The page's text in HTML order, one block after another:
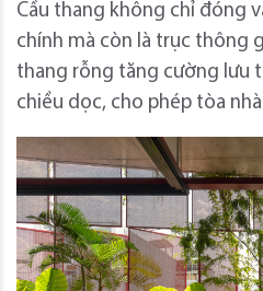
Cầu thang không chỉ đóng
chính mà còn là trục thông
thang rỗng tăng cường lưu
chiều dọc, cho phép tòa